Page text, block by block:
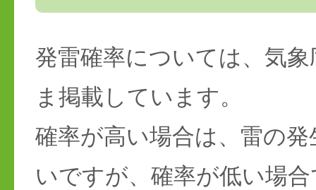
発雷確率については、気
ま掲載しています。
確率が高い場合は、雷の
いですが、確率が低い場